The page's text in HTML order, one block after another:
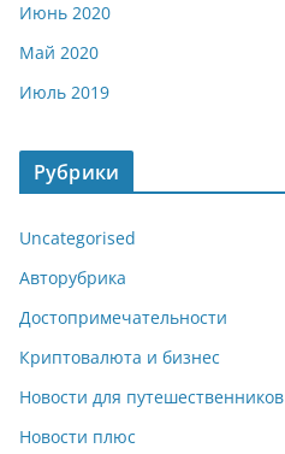
Июнь 2020
Май 2020
Июль 2019
Рубрики
Uncategorised
Авторубрика
Достопримечательности
Криптовалюта и бизнес
Новости для путешественников
Новости плюс